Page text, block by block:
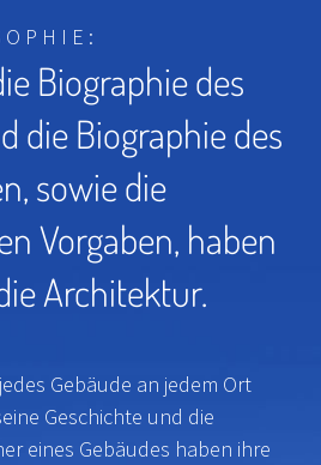
P H I E :
Biographie des
die Biographie des
sowie die
Vorgaben, haben
Architektur.
Gebäude an jedem Ort
Geschichte und die
eines Gebäudes haben ihre